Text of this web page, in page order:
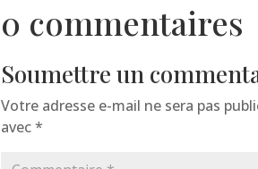
0 commentaires
Soumettre un
Votre adresse e-mail ne sera pas
avec*